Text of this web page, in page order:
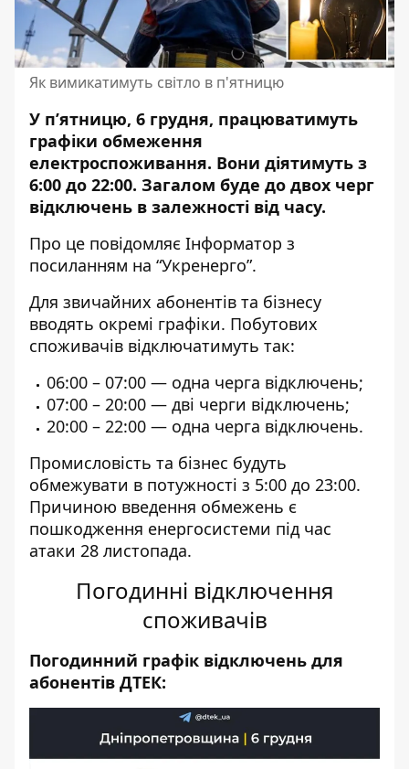
Як вимикатимуть світло в п'ятницю
У п’ятницю, 6 грудня, працюватимуть
графіки обмеження
електроспоживання. Вони діятимуть з
6:00 до 22:00. Загалом буде до двох черг
відключень в залежності від часу.
Про це повідомляє Інформатор з
посиланням на “Укренерго”.
Для звичайних абонентів та бізнесу
вводять окремі графіки. Побутових
споживачів відключатимуть так:
06:00 – 07:00 — одна черга відключень;
07:00 – 20:00 — дві черги відключень;
20:00 – 22:00 — одна черга відключень.
Промисловість та бізнес будуть
обмежувати в потужності з 5:00 до 23:00.
Причиною введення обмежень є
пошкодження енергосистеми під час
атаки 28 листопада.
Погодинні відключення
споживачів
Погодинний графік відключень для
абонентів ДТЕК: